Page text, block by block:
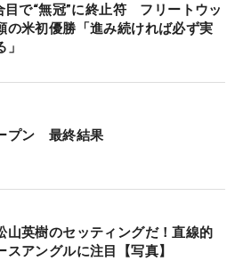
目で“無冠”に終止符 フリートウッ
の米初優勝「進み続ければ必ず実
プン 最終結果
山英樹のセッティングだ！直線的
スアングルに注目【写真】